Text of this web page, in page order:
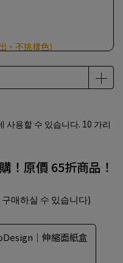
，不挑樣色)
사용할 수 있습니다. 10 가리
！原價 65折商品！
매하실 수 있습니다)
｜伸縮面紙盒